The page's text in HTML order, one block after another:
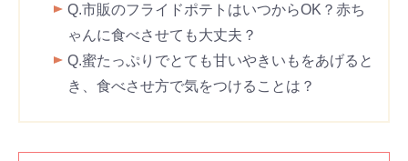
Q.市販のフライドポテトはいつからOK？赤ち
ゃんに食べさせても大丈夫？
Q.蜜たっぷりでとても甘いやきいもをあげると
き、食べさせ方で気をつけることは？